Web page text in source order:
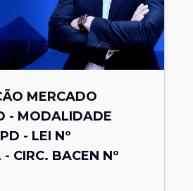
MERCADO
- MODALIDADE
- LEI Nº
CIRC. BACEN Nº